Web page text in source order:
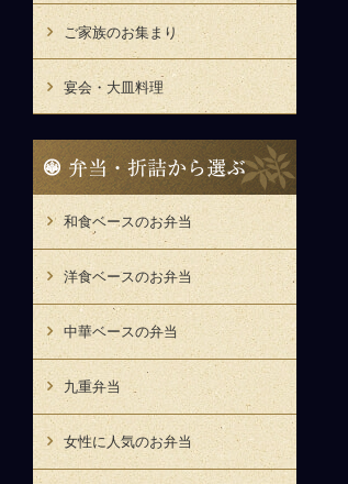
ご家族のお集まり
宴会・大皿料理
弁
当・
折
詰
選
ぶ
和食ベースのお弁当
洋食ベースのお弁当
中華ベースの弁当
九重弁当
女性に人気のお弁当